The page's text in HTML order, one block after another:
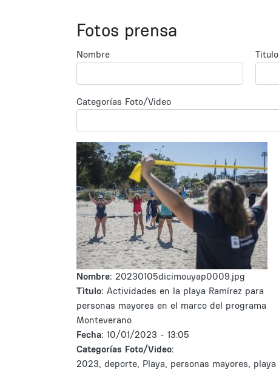
Fotos prensa
Nombre Titulo
Categorías Foto/Video
Nombre: 20230105dicimouyap0009.jpg
Tìtulo: Actividades en la playa Ramírez para
personas mayores en el marco del programa
Monteverano
Fecha: 10/01/2023 - 13:05
Categorías Foto/Video:
2023, deporte, Playa, personas mayores, playa